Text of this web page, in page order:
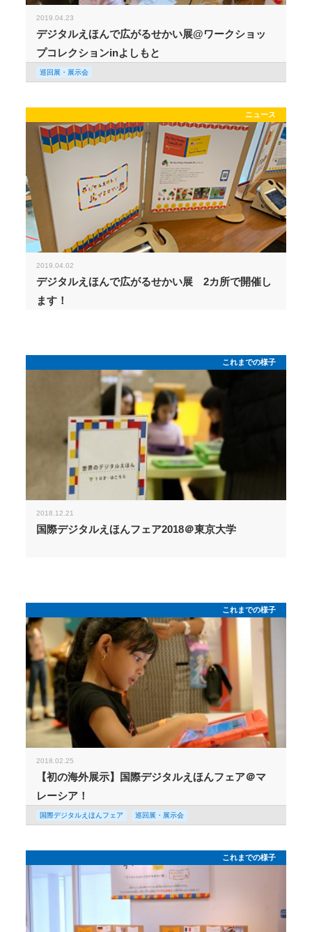
2019.04.23
デジタルえほんで広がるせかい展@ワークショッ
プコレクションinよしもと
巡回展・展示会
ニュース
2019.04.02
デジタルえほんで広がるせかい展 2カ所で開催し
ます！
これまでの様子
2018.12.21
国際デジタルえほんフェア2018＠東京大学
これまでの様子
2018.02.25
【初の海外展示】国際デジタルえほんフェア＠マ
レーシア！
国際デジタルえほんフェア 巡回展・展示会
これまでの様子